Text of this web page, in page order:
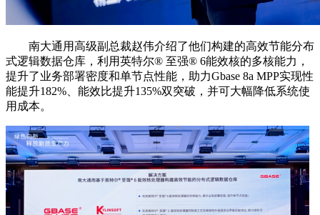
南大通用高级副总裁赵伟介绍了他们构建的高效节能分布
式逻辑数据仓库，利用英特尔®️ 至强®️ 6能效核的多核能力，
提升了业务部署密度和单节点性能，助力Gbase 8a MPP实现性
能提升182%、能效比提升135%双突破，并可大幅降低系统使
用成本。